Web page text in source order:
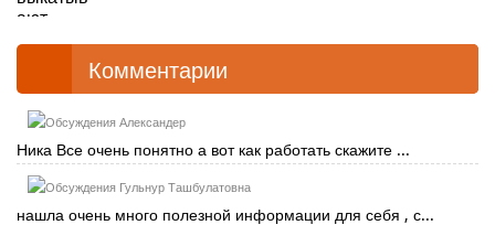
Комментарии
Александер
Ника Все очень понятно а вот как работать скажите ...
Гульнур Ташбулатовна
нашла очень много полезной информации для себя , с...